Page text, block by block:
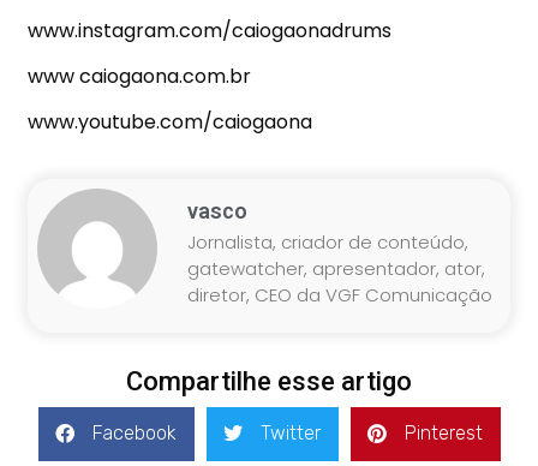
www.instagram.com/caiogaonadrums
www caiogaona.com.br
www.youtube.com/caiogaona
vasco
Jornalista, criador de conteúdo,
gatewatcher, apresentador, ator,
diretor, CEO da VGF Comunicação
Compartilhe esse artigo
Facebook Twitter Pinterest